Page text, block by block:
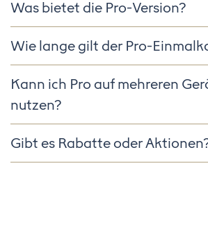
Was bietet die Pro-Version?
Wie lange gilt der Pro-
Kann ich Pro auf mehreren
nutzen?
Gibt es Rabatte oder